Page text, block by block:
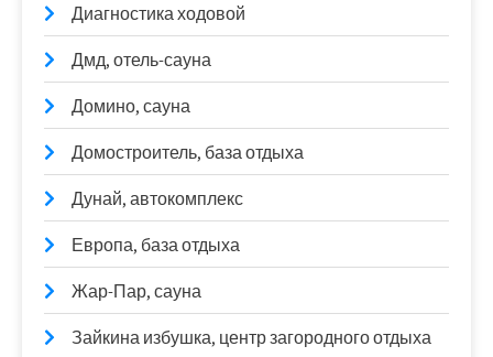
Диагностика ходовой
Дмд, отель-сауна
Домино, сауна
Домостроитель, база отдыха
Дунай, автокомплекс
Европа, база отдыха
Жар-Пар, сауна
Зайкина избушка, центр загородного отдыха